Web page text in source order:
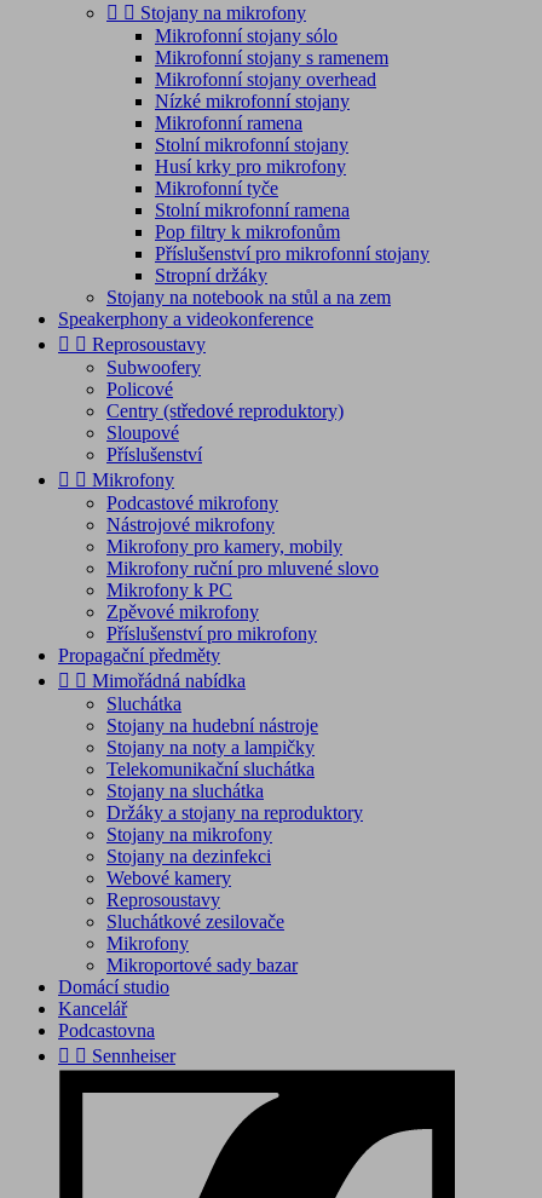
  Stojany na mikrofony
Mikrofonní stojany sólo
Mikrofonní stojany s ramenem
Mikrofonní stojany overhead
Nízké mikrofonní stojany
Mikrofonní ramena
Stolní mikrofonní stojany
Husí krky pro mikrofony
Mikrofonní tyče
Stolní mikrofonní ramena
Pop filtry k mikrofonům
Příslušenství pro mikrofonní stojany
Stropní držáky
Stojany na notebook na stůl a na zem
Speakerphony a videokonference
  Reprosoustavy
Subwoofery
Policové
Centry (středové reproduktory)
Sloupové
Příslušenství
  Mikrofony
Podcastové mikrofony
Nástrojové mikrofony
Mikrofony pro kamery, mobily
Mikrofony ruční pro mluvené slovo
Mikrofony k PC
Zpěvové mikrofony
Příslušenství pro mikrofony
Propagační předměty
  Mimořádná nabídka
Sluchátka
Stojany na hudební nástroje
Stojany na noty a lampičky
Telekomunikační sluchátka
Stojany na sluchátka
Držáky a stojany na reproduktory
Stojany na mikrofony
Stojany na dezinfekci
Webové kamery
Reprosoustavy
Sluchátkové zesilovače
Mikrofony
Mikroportové sady bazar
Domácí studio
Kancelář
Podcastovna
  Sennheiser